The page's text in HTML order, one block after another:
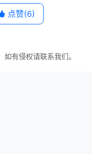
点赞(6)
有侵权请联系我们。